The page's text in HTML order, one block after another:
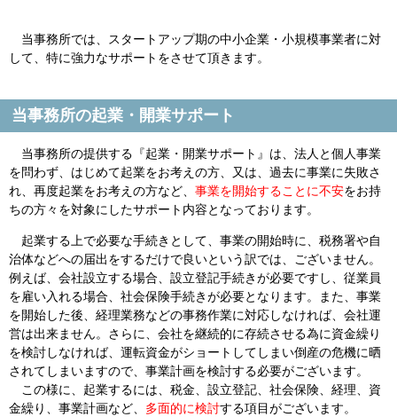
当事務所では、スタートアップ期の中小企業・小規模事業者に対
して、特に強力なサポートをさせて頂きます。
当事務所の起業・開業サポート
当事務所の提供する『起業・開業サポート』は、法人と個人事業
を問わず、はじめて起業をお考えの方、又は、過去に事業に失敗さ
れ、再度起業をお考えの方など、 事業を開始することに不安をお持
ちの方々を対象にしたサポート内容となっております。
起業する上で必要な手続きとして、事業の開始時に、税務署や自
治体などへの届出をするだけで良いという訳では、ございません。
例えば、会社設立する場合、設立登記手続きが必要ですし、従業員
を雇い入れる場合、社会保険手続きが必要となります。また、事業
を開始した後、経理業務などの事務作業に対応しなければ、会社運
営は出来ません。さらに、会社を継続的に存続させる為に資金繰り
を検討しなければ、運転資金がショートしてしまい倒産の危機に晒
されてしまいますので、事業計画を検討する必要がございます。
この様に、起業するには、税金、設立登記、社会保険、経理、資
金繰り、事業計画など、 多面的に検討する項目がございます。